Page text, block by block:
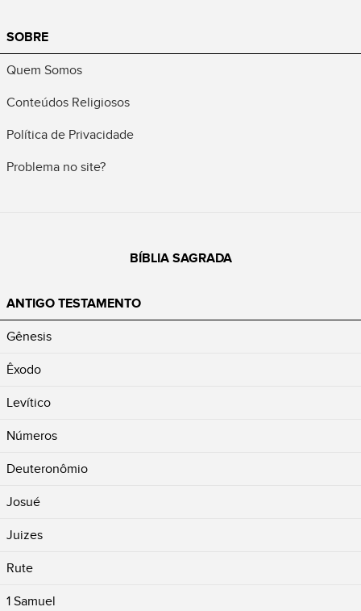
SOBRE
Quem Somos
Conteúdos Religiosos
Política de Privacidade
Problema no site?
BÍBLIA SAGRADA
ANTIGO TESTAMENTO
Gênesis
Êxodo
Levítico
Números
Deuteronômio
Josué
Juizes
Rute
1 Samuel